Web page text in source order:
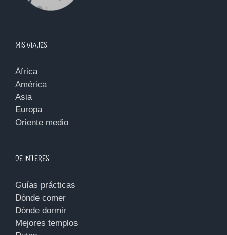
MIS VIAJES
África
América
Asia
Europa
Oriente medio
DE INTERÉS
Guías prácticas
Dónde comer
Dónde dormir
Mejores templos